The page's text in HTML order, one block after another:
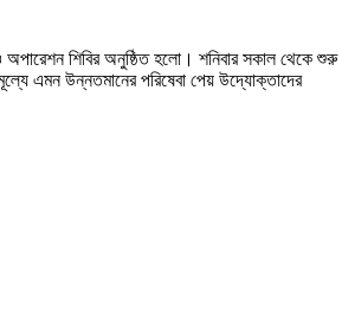
অপারেশন শিবির অনুষ্ঠিত হলো। শনিবার সকাল থেকে শুরু
এমন উন্নতমানের পরিষেবা পেয় উদ্যোক্তাদের